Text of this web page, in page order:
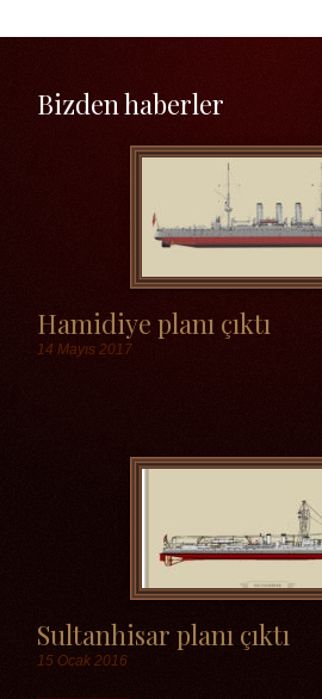
Bizden haberler
Hamidiye planı çıktı
14 Mayıs 2017
Sultanhisar planı çıktı
15 Ocak 2016